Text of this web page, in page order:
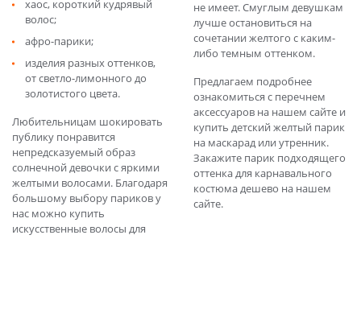
хаос, короткий кудрявый
волос;
афро-парики;
изделия разных оттенков,
от светло-лимонного до
золотистого цвета.
Любительницам шокировать
публику понравится
непредсказуемый образ
солнечной девочки с яркими
желтыми волосами. Благодаря
большому выбору париков у
нас можно купить
искусственные волосы для
не имеет. Смуглым девушкам
лучше остановиться на
сочетании желтого с каким-
либо темным оттенком.
Предлагаем подробнее
ознакомиться с перечнем
аксессуаров на нашем сайте и
купить детский желтый парик
на маскарад или утренник.
Закажите парик подходящего
оттенка для карнавального
костюма дешево на нашем
сайте.